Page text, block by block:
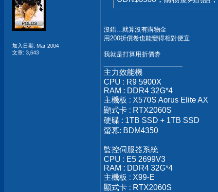
加入日期: Mar 2004
文章: 3,643
沒錯...就算沒有購物金
用200折價卷也能變得相對便宜
我就是打算用折價劵
主力效能機
CPU : R9 5900X
RAM : DDR4 32G*4
主機板 : X570S Aorus Elite AX
顯式卡 : RTX2060S
硬碟 : 1TB SSD + 1TB SSD
螢幕: BDM4350
監控伺服器系統
CPU : E5 2699V3
RAM : DDR4 32G*4
主機板 : X99-E
顯式卡 : RTX2060S